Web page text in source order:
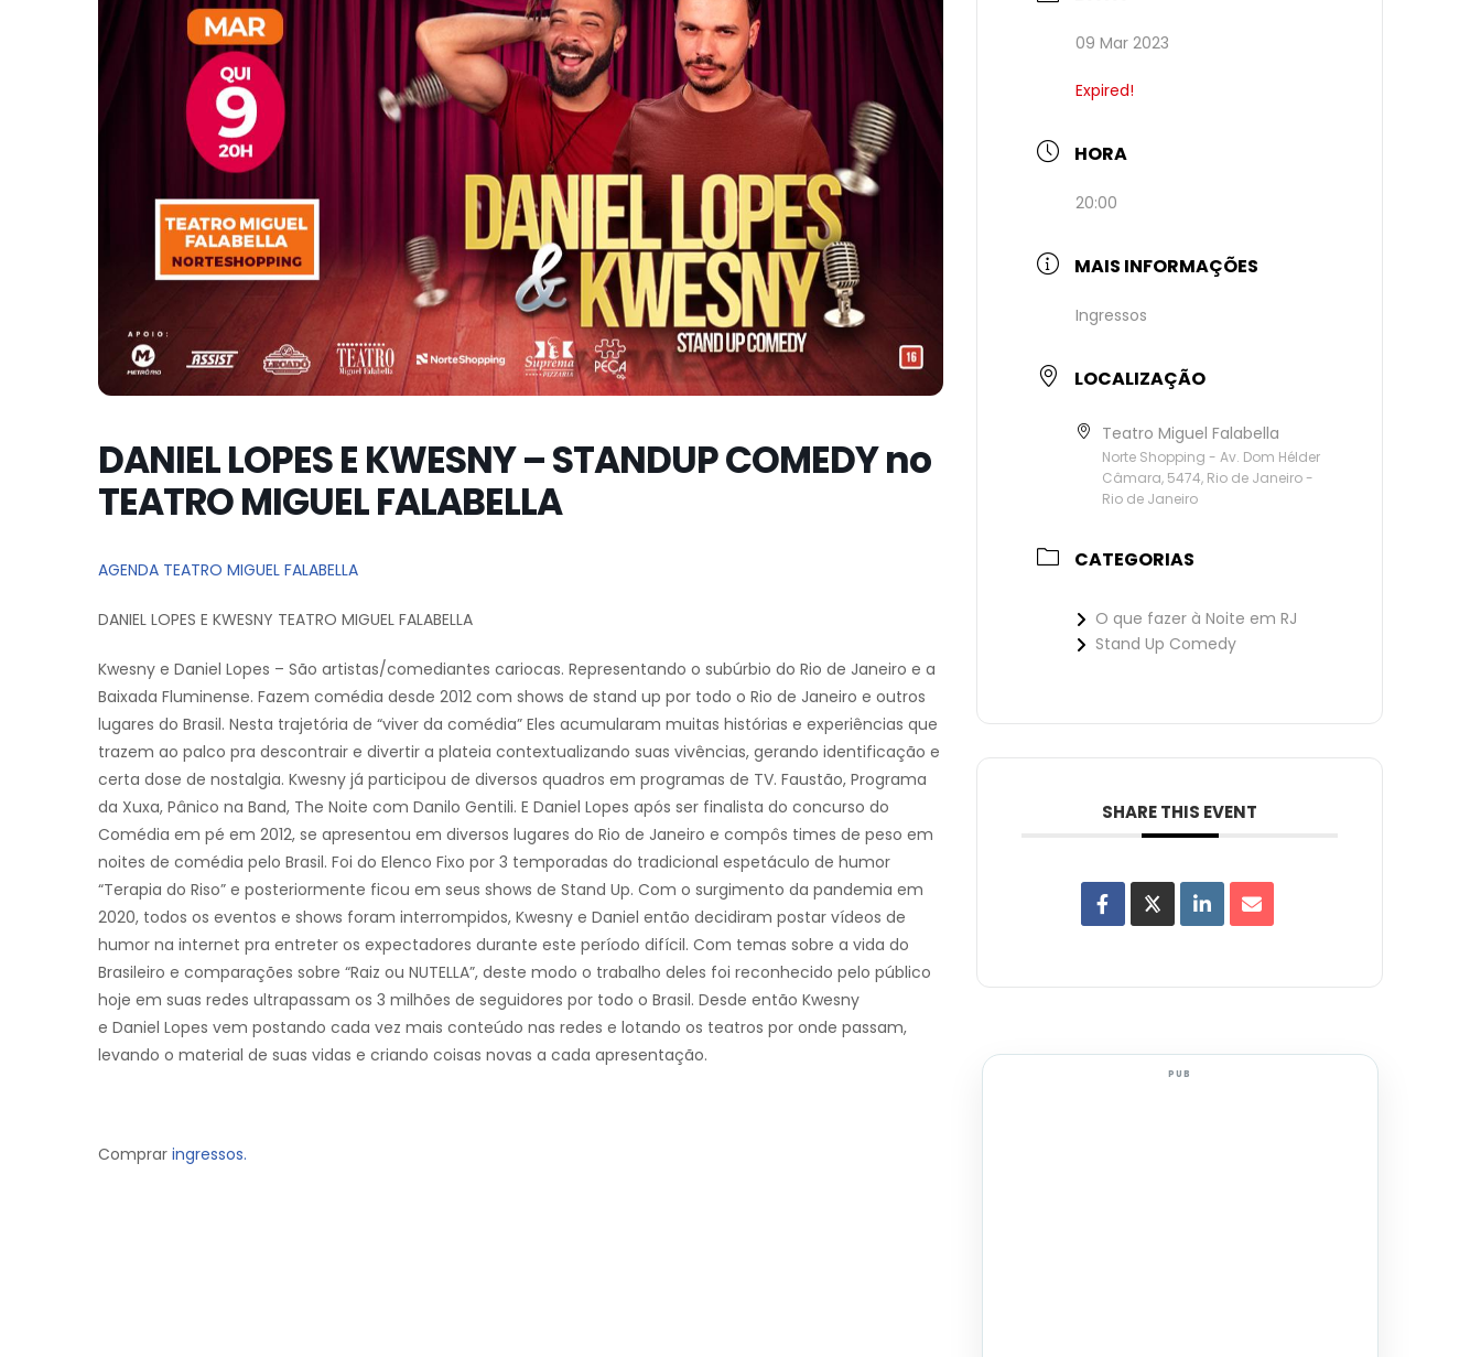
DANIEL LOPES E KWESNY – STANDUP COMEDY no
TEATRO MIGUEL FALABELLA
AGENDA TEATRO MIGUEL FALABELLA
DANIEL LOPES E KWESNY TEATRO MIGUEL FALABELLA
Kwesny e Daniel Lopes – São artistas/comediantes cariocas. Representando o subúrbio do Rio de Janeiro e a
Baixada Fluminense. Fazem comédia desde 2012 com shows de stand up por todo o Rio de Janeiro e outros
lugares do Brasil. Nesta trajetória de “viver da comédia” Eles acumularam muitas histórias e experiências que
trazem ao palco pra descontrair e divertir a plateia contextualizando suas vivências, gerando identificação e
certa dose de nostalgia. Kwesny já participou de diversos quadros em programas de TV. Faustão, Programa
da Xuxa, Pânico na Band, The Noite com Danilo Gentili. E Daniel Lopes após ser finalista do concurso do
Comédia em pé em 2012, se apresentou em diversos lugares do Rio de Janeiro e compôs times de peso em
noites de comédia pelo Brasil. Foi do Elenco Fixo por 3 temporadas do tradicional espetáculo de humor
“Terapia do Riso” e posteriormente ficou em seus shows de Stand Up. Com o surgimento da pandemia em
2020, todos os eventos e shows foram interrompidos, Kwesny e Daniel então decidiram postar vídeos de
humor na internet pra entreter os expectadores durante este período difícil. Com temas sobre a vida do
Brasileiro e comparações sobre “Raiz ou NUTELLA”, deste modo o trabalho deles foi reconhecido pelo público
hoje em suas redes ultrapassam os 3 milhões de seguidores por todo o Brasil. Desde então Kwesny
e Daniel Lopes vem postando cada vez mais conteúdo nas redes e lotando os teatros por onde passam,
levando o material de suas vidas e criando coisas novas a cada apresentação.
Comprar ingressos.
09 Mar 2023
Expired!
HORA
20:00
MAIS INFORMAÇÕES
Ingressos
LOCALIZAÇÃO
Teatro Miguel Falabella
Norte Shopping - Av. Dom Hélder
Câmara, 5474, Rio de Janeiro -
Rio de Janeiro
CATEGORIAS
O que fazer à Noite em RJ
Stand Up Comedy
SHARE THIS EVENT
PUB